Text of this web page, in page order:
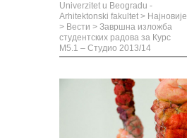
Univerzitet u Beogradu -
Arhitektonski fakultet > Најновије
> Вести > Завршна изложба
студентских радова за Курс
М5.1 – Студио 2013/14